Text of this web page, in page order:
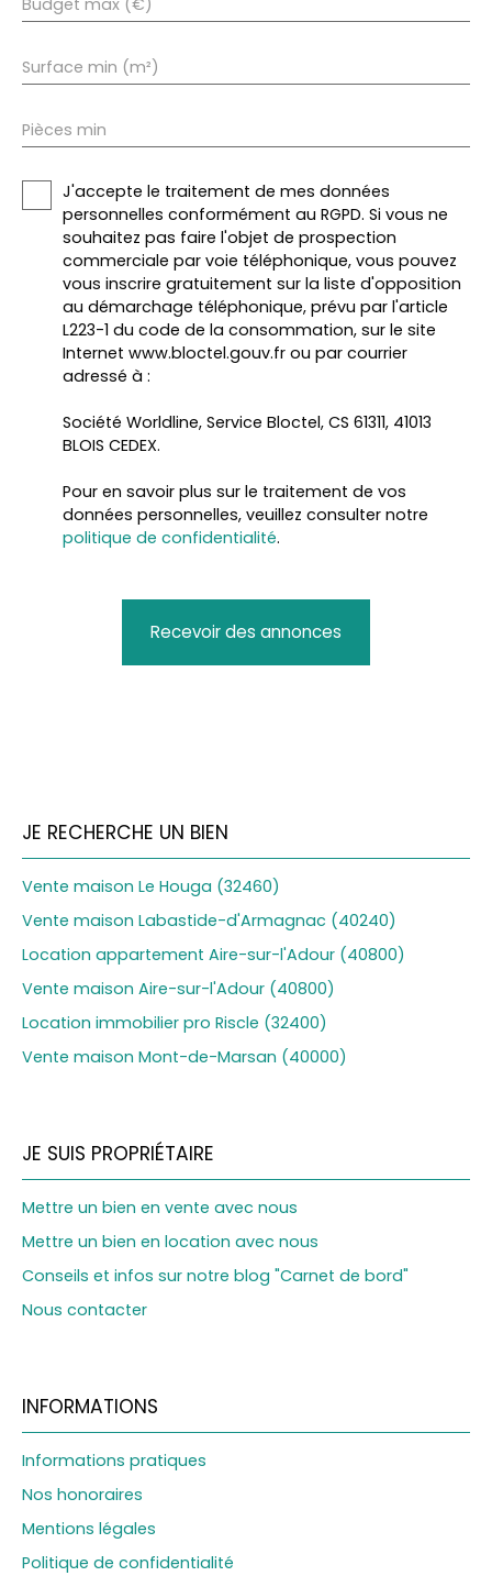
Budget max (€)
Surface min (m²)
Pièces min
J'accepte le traitement de mes données
personnelles conformément au RGPD. Si vous ne
souhaitez pas faire l'objet de prospection
commerciale par voie téléphonique, vous pouvez
vous inscrire gratuitement sur la liste d'opposition
au démarchage téléphonique, prévu par l'article
L223-1 du code de la consommation, sur le site
Internet www.bloctel.gouv.fr ou par courrier
adressé à :
Société Worldline, Service Bloctel, CS 61311, 41013
BLOIS CEDEX.
Pour en savoir plus sur le traitement de vos
données personnelles, veuillez consulter notre
politique de confidentialité.
Recevoir des annonces
JE RECHERCHE UN BIEN
Vente maison Le Houga (32460)
Vente maison Labastide-d'Armagnac (40240)
Location appartement Aire-sur-l'Adour (40800)
Vente maison Aire-sur-l'Adour (40800)
Location immobilier pro Riscle (32400)
Vente maison Mont-de-Marsan (40000)
JE SUIS PROPRIÉTAIRE
Mettre un bien en vente avec nous
Mettre un bien en location avec nous
Conseils et infos sur notre blog "Carnet de bord"
Nous contacter
INFORMATIONS
Informations pratiques
Nos honoraires
Mentions légales
Politique de confidentialité